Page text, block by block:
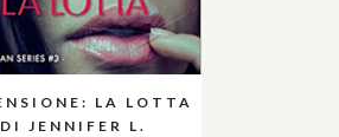
LA LOTTA
DI JENNIFER L.